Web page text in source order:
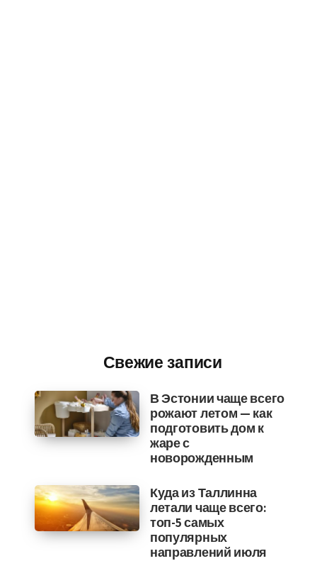
Свежие записи
В Эстонии чаще всего
рожают летом — как
подготовить дом к
жаре с
новорожденным
Куда из Таллинна
летали чаще всего:
топ-5 самых
популярных
направлений июля